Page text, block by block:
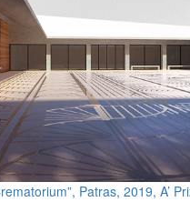
Patras, 2019, A’